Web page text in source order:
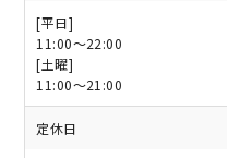
[平日]
11:00～22:00
[土曜]
11:00～21:00
定休日